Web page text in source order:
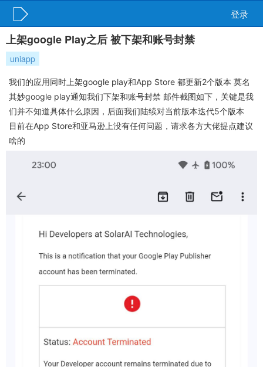
登录
上架google Play之后 被下架和账号封禁
uniapp
我们的应用同时上架google play和App Store 都更新2个版本 莫名
其妙google play通知我们下架和账号封禁 邮件截图如下，关键是我
们并不知道具体什么原因，后面我们陆续对当前版本迭代5个版本
目前在App Store和亚马逊上没有任何问题，请求各方大佬提点建议
啥的